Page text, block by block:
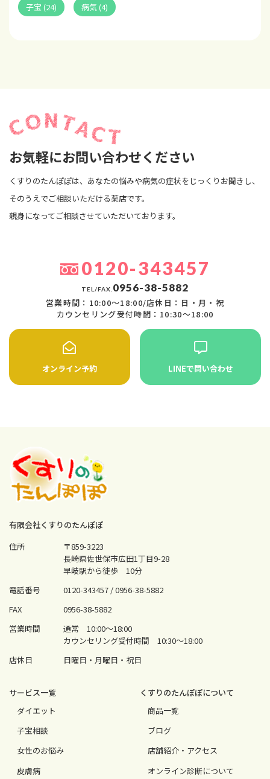
子宝 (24) 病気 (4)
お気軽にお問い合わせください
くすりのたんぽぽは、あなたの悩みや病気の症状をじっくりお聞きし、
そのうえでご相談いただける薬店です。
親身になってご相談させていただいております。
0120-343457
TEL/FAX. 0956-38-5882
営業時間：10:00〜18:00/店休日：日・月・祝
カウンセリング受付時間：10:30〜18:00
オンライン予約 LINEで問い合わせ
有限会社くすりのたんぽぽ
住所
〒859-3223
長崎県佐世保市広田1丁目9-28
早岐駅から徒歩 10分
電話番号
0120-343457 /0956-38-5882
FAX
0956-38-5882
営業時間
通常 10:00〜18:00
カウンセリング受付時間 10:30〜18:00
店休日
日曜日・月曜日・祝日
サービス⼀覧
ダイエット
⼦宝相談
⼥性のお悩み
⽪膚病
くすりのたんぽぽについて
商品一覧
ブログ
店舗紹介・アクセス
オンライン診断について